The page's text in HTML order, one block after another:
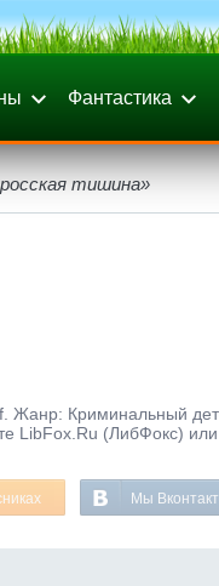
Фантастика
тишина»
Жанр: Криминальный
LibFox.Ru (ЛибФокс) или
Мы